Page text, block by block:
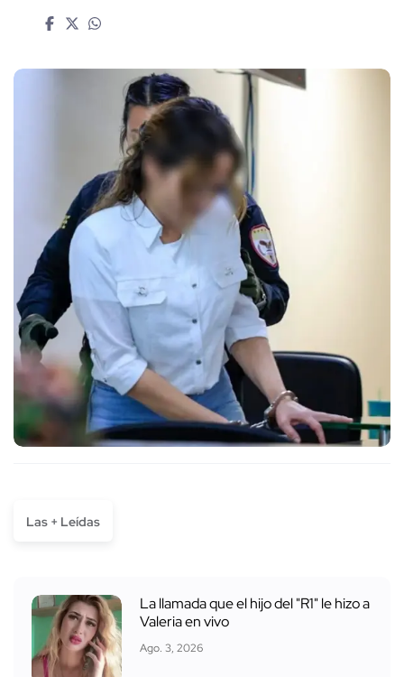
Las + Leídas
La llamada que el hijo del "R1" le hizo a
Valeria en vivo
Ago. 3, 2026